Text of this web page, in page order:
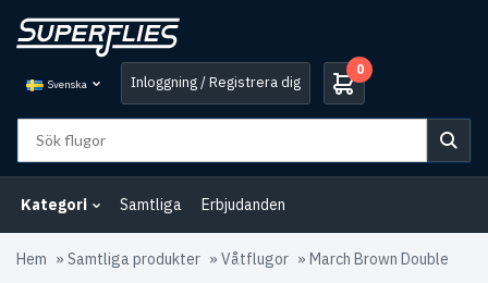
Svenska Inloggning / Registrera dig
0
Kategori Samtliga Erbjudanden
Hem » Samtliga produkter » Våtflugor » March Brown Double